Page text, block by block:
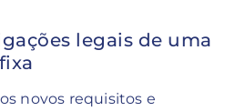
legais de uma
novos requisitos e